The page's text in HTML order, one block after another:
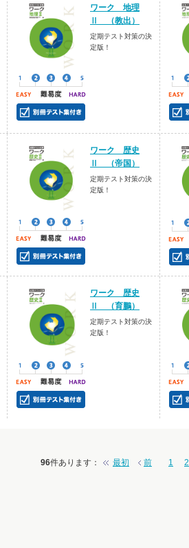
ワーク 地理
Ⅱ （教出）
定期テスト対策の決
定版！
ワーク 歴史
Ⅱ （帝国）
定期テスト対策の決
定版！
ワーク 歴史
Ⅱ （育鵬）
定期テスト対策の決
定版！
96件あります ： 最初 前 1 2